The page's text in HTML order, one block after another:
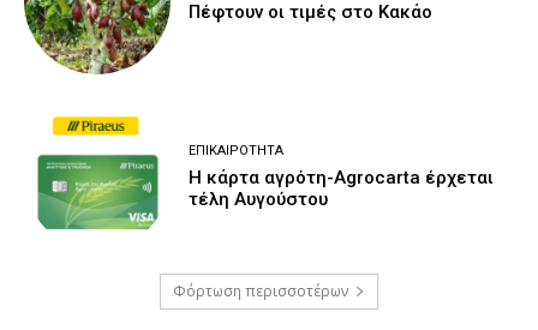
Πέφτουν οι τιμές στο Κακάο
ΕΠΙΚΑΙΡΌΤΗΤΑ
Η κάρτα αγρότη-Agrocarta έρχεται
τέλη Αυγούστου
Φόρτωση περισσοτέρων